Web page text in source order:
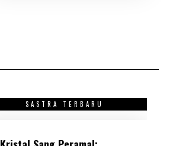
SASTRA TERBARU